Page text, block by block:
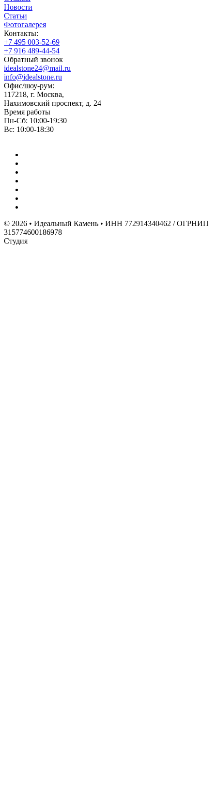
Новости
Статьи
Фотогалерея
Контакты:
+7 495 003-52-69
+7 916 489-44-54
Обратный звонок
idealstone24@mail.ru
info@idealstone.ru
Офис/шоу-рум:
117218, г. Москва,
Нахимовский проспект, д. 24
Время работы
Пн-Сб: 10:00-19:30
Вс: 10:00-18:30
© 2026 • Идеальный Камень • ИНН 772914340462 / ОГРНИП
315774600186978
Студия